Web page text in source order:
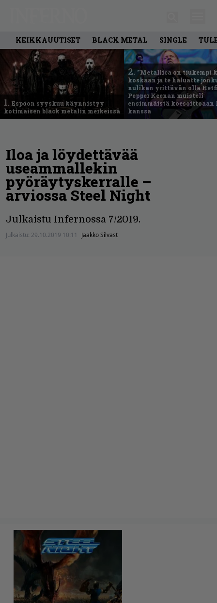
KEIKKAUUTISET BLACK METAL SINGLE
1. Espoon syyskuu käynnistyy
kotimaisen black metalin merkeissä
2. ”Metallica on tiukempi
koskaan ja te haluatte
nulikan yrittävän olla
Pepper Keenan muisteli
ensimmäistä
kanssa
Iloa ja löydettävää
useammallekin
pyöräytyskerralle –
arviossa Steel Night
Julkaistu Infernossa 7/2019.
Julkaistu: 29.10.2019 10:11 Jaakko Silvast